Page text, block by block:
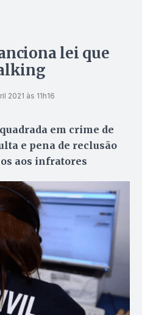
lei que
2021 às 11h16
em crime de
e pena de reclusão
aos infratores